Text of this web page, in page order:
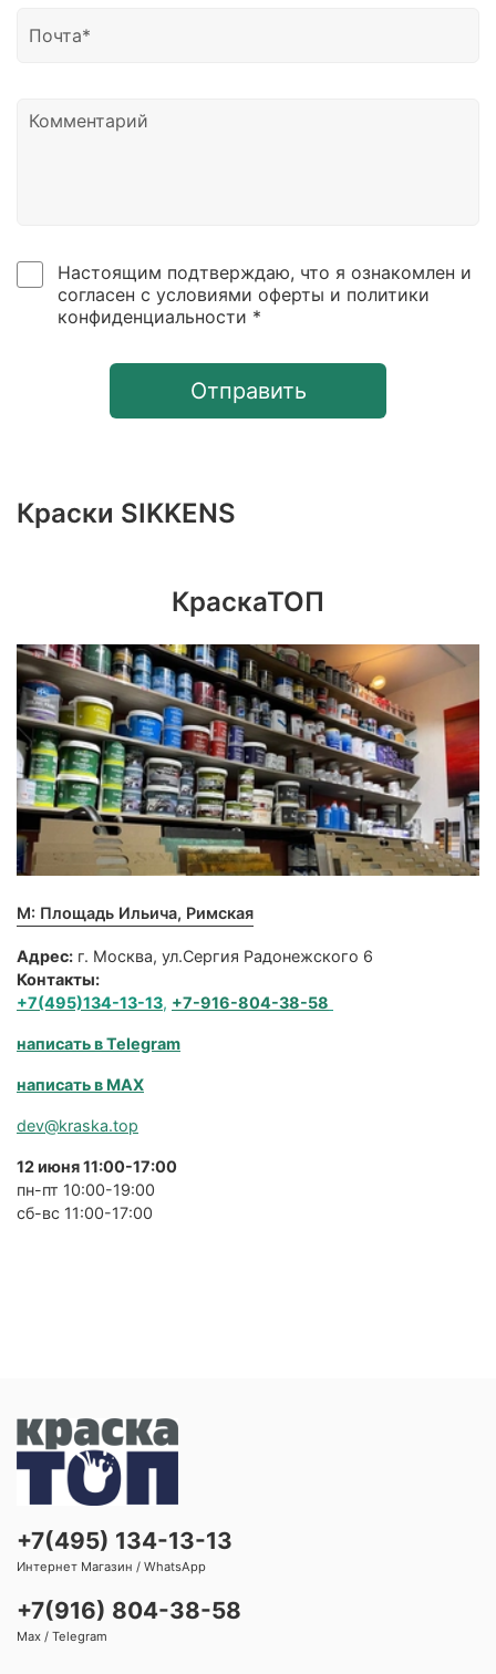
Настоящим подтверждаю, что я ознакомлен и
согласен с условиями оферты и политики
конфиденциальности *
Отправить
Краски SIKKENS
КраскаТОП
М: Площадь Ильича, Римская
Адрес: г. Москва, ул.Сергия Радонежского 6
Контакты:
+7(495)134-13-13, +7-916-804-38-58
написать в Telegram
написать в MAX
dev@kraska.top
12 июня 11:00-17:00
пн-пт 10:00-19:00
сб-вс 11:00-17:00
+7(495) 134-13-13
Интернет Магазин / WhatsApp
+7(916) 804-38-58
Max / Telegram